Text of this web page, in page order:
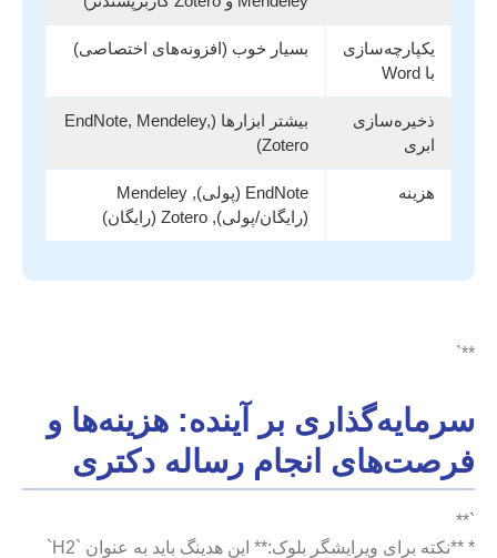
یکپارچه‌سازی
با Word
بسیار خوب (افزونه‌های اختصاصی)
ذخیره‌سازی
ابری
بیشتر ابزارها (EndNote, Mendeley,
Zotero)
هزینه
EndNote (پولی), Mendeley
(رایگان/پولی), Zotero (رایگان)
**`
سرمایه‌گذاری بر آینده: هزینه‌ها و
فرصت‌های انجام رساله دکتری
`**
* **نکته برای ویرایشگر بلوک:** این هدینگ باید به عنوان `H2`